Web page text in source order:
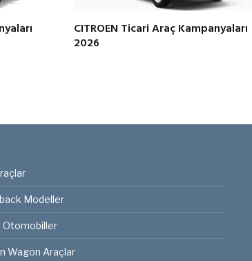
CITROEN Ticari Araç Kampanyaları
2026
Modeller
Otomobiller
Wagon Araçlar